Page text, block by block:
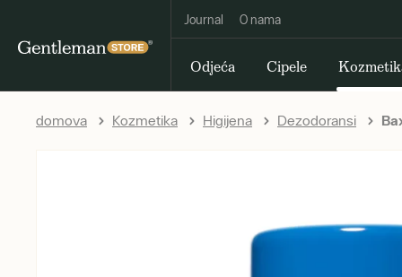
Journal O nama
Odjeća Cipele
domova Kozmetika Higijena Dezodoransi